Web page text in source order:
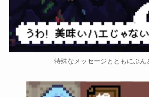
特殊なメッセージとともにぶん